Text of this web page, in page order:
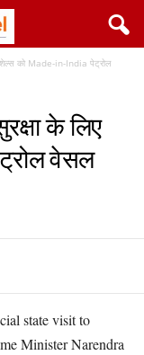
सेशेल्स को Made-in-India पेट्रोल
के लिए
वेसल
state visit to
Minister Narendra